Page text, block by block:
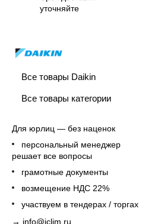
уточняйте
Все товары Daikin
Все товары категории
Для юрлиц — без наценок
персональный менеджер
решает все вопросы
грамотные документы
возмещение НДС 22%
участвуем в тендерах / торгах
→ info@iclim.ru